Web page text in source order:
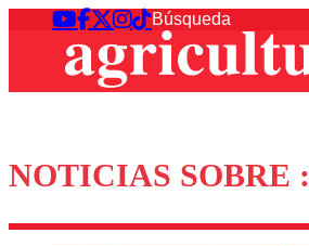
NOTICIAS SOBRE :